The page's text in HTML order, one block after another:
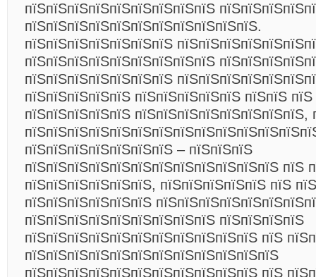
пїЅпїЅпїЅпїЅпїЅпїЅпїЅпїЅпїЅ
пїЅпїЅпїЅпїЅпїЅпїЅпїЅпїЅпїЅпїЅпїЅ.
пїЅпїЅпїЅпїЅпїЅпїЅпїЅ
пїЅпїЅпїЅпїЅпїЅпїЅпїЅпїЅпїЅ
пїЅпїЅпїЅпїЅпїЅпїЅпїЅ
пїЅпїЅпїЅпїЅпїЅ пїЅпїЅпїЅпїЅпїЅ пїЅпїЅ
пїЅпїЅпїЅпїЅпїЅ пїЅпїЅпїЅпїЅпїЅпїЅпїЅпїЅ,
пїЅпїЅпїЅпїЅпїЅпїЅпїЅ – пїЅпїЅпїЅ
пїЅпїЅпїЅпїЅпїЅпїЅпїЅпїЅпїЅпїЅпїЅпїЅ пїЅ
пїЅпїЅпїЅпїЅпїЅпїЅ, пїЅпїЅпїЅпїЅпїЅ пїЅ
пїЅпїЅпїЅпїЅпїЅпїЅ
пїЅпїЅпїЅпїЅпїЅпїЅпїЅпїЅпїЅ пїЅпїЅпїЅпїЅ
пїЅпїЅпїЅпїЅпїЅпїЅпїЅпїЅпїЅпїЅпїЅ пїЅ
пїЅпїЅпїЅпїЅпїЅпїЅпїЅпїЅпїЅпїЅпїЅпїЅ
пїЅпїЅпїЅпїЅпїЅпїЅпїЅпїЅпїЅпїЅпїЅ пїЅ